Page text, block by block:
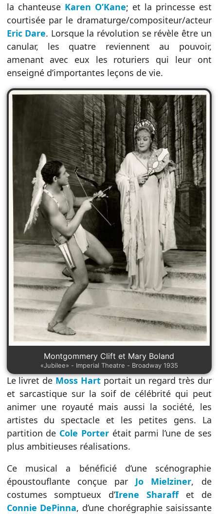
la chanteuse Karen O’Kane; et la princesse est
courtisée par le dramaturge/compositeur/acteur
Eric Dare. Lorsque la révolution se révèle être un
canular, les quatre reviennent au pouvoir,
amenant avec eux les roturiers qui leur ont
enseigné d’importantes leçons de vie.
Montgommery Clift et Mary Boland
«Jubilee» - Imperial Theatre - Broadway 1935
Le livret deMoss Hartportait un regard très dur
et sarcastique sur la soif de célébrité qui peut
animer une royauté mais aussi la société, les
artistes du spectacle et les petites gens. La
partition de Cole Porterétait parmi l’une de ses
plus ambitieuses réalisations.
Ce musical a bénéficié d’une scénographie
époustouflante conçue par Jo Mielziner, de
costumes somptueux d’Irene Sharaffet de
Connie DePinna, d’une chorégraphie saisissante